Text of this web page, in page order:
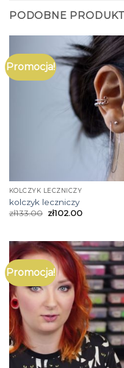
PODOBNE
Promocja!
KOLCZYK LECZNICZY
kolczyk leczniczy
zł133.00 zł102.00
Promocja!